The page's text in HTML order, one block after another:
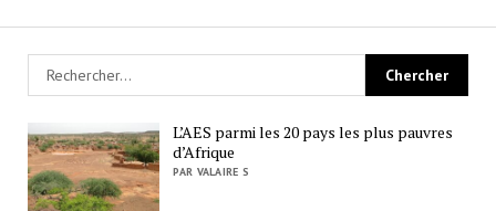
L’AES parmi les 20 pays les plus pauvres
d’Afrique
PAR VALAIRE S